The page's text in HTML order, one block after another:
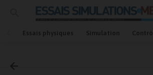
Essais physiques Simulation
Accueil
Simulation